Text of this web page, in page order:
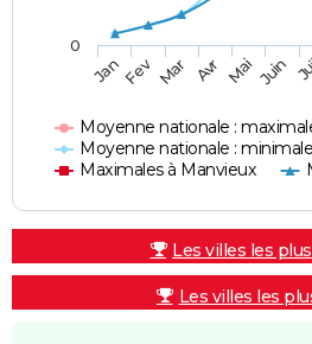
Moyenne nationale :
Moyenne nationale :
Maximales à Manvieux
JanFev Mar Avr Mai Juin
0
Les villes les
Les villes les